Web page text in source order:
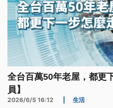
全台百萬50年老屋，都更
員】
2026/6/5 16:12 生活